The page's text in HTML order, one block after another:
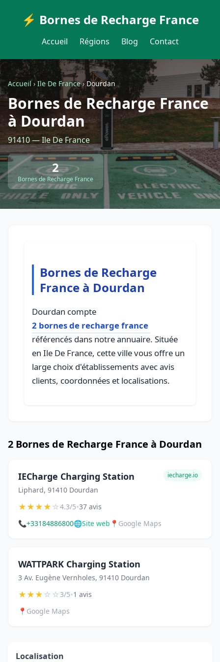
⚡ Bornes de Recharge France
Accueil Régions Blog Contact
Accueil›Ile De France›Dourdan
Bornes de Recharge France
à Dourdan
91410 — Ile De France
2
Bornes de Recharge France
Bornes de Recharge
France à Dourdan
Dourdan compte
2 bornes de recharge france
référencés dans notre annuaire. Située
en Ile De France, cette ville vous offre un
large choix d'établissements avec avis
clients, coordonnées et localisations.
2 Bornes de Recharge France à Dourdan
IECharge Charging Station
Liphard, 91410 Dourdan
iecharge.io
★★★★☆4.3/5•37 avis
📞+33184886800🌐Site web 📍 Google Maps
WATTPARK Charging Station
3 Av. Eugène Vernholes, 91410 Dourdan
★★★☆☆3/5•1 avis
📍 Google Maps
Localisation